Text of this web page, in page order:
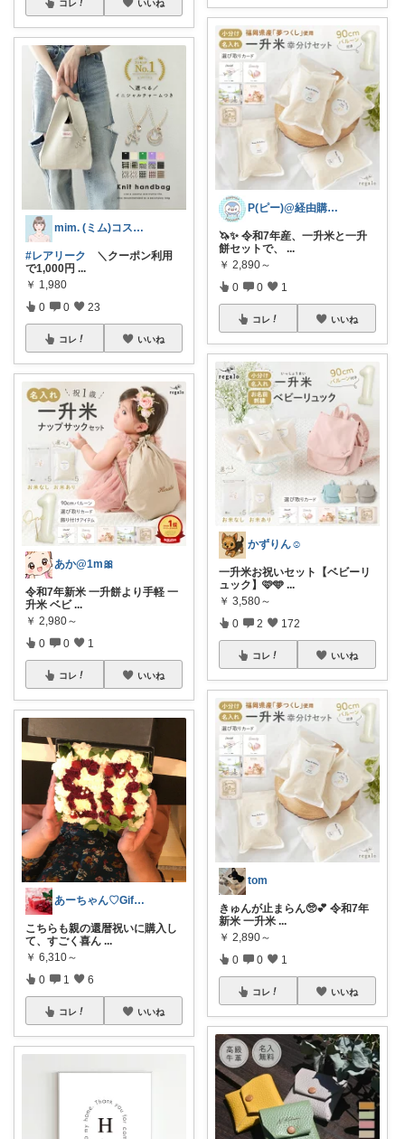
コレ いいね
mim. (ミム)コスメ服暮らし☘️
#レアリーク ＼クーポン利用
で1,000円 ...
￥ 1,980
0 0 23
コレ いいね
あか@1m🎀
令和7年新米 一升餅より手軽 一
升米 ベビ ...
￥ 2,980～
0 0 1
コレ いいね
あーちゃん♡Giftで選びたい商品🌹
こちらも親の還暦祝いに購入し
て、すごく喜ん ...
￥ 6,310～
0 1 6
コレ いいね
P(ピー)@経由購入します！
🦄✨ 令和7年産、一升米と一升
餅セットで、
...
￥ 2,890～
0 0 1
コレ いいね
かずりん☺︎
一升米お祝いセット【ベビーリ
ュック】🩷🩵 ...
￥ 3,580～
0 2 172
コレ いいね
tom
きゅんが止まらん🥺💕 令和7年
新米 一升米 ...
￥ 2,890～
0 0 1
コレ いいね